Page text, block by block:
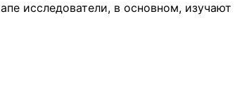
исследователи, в основном, изучают